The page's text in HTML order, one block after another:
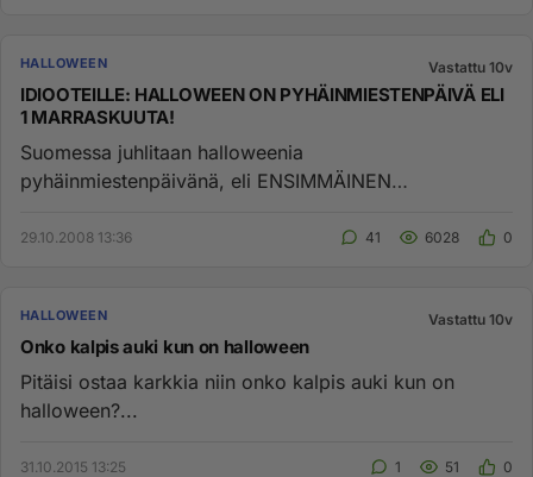
HALLOWEEN Vastattu 10v
IDIOOTEILLE: HALLOWEEN ON PYHÄINMIESTENPÄIVÄ ELI
1 MARRASKUUTA!
Suomessa juhlitaan halloweenia
pyhäinmiestenpäivänä, eli ENSIMMÄINEN
29.10.2008 13:36 41 6028 0
HALLOWEEN Vastattu 10v
Onko kalpis auki kun on halloween
Pitäisi ostaa karkkia niin onko kalpis auki kun on
halloween?...
31.10.2015 13:25 1 51 0